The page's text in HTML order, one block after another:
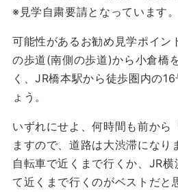
※見学自粛要請となっています。
可能性があるお勧め見学ポイン
の歩道(南側の歩道)から小倉橋
く、JR橋本駅から徒歩圏内の
ょう。
いずれにせよ、何時間も前から
ますので、道路は大渋滞になり
自転車で近くまで行くか、JR
て近くまで行くのがベストだと